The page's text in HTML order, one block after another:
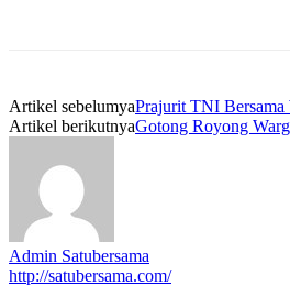
Artikel sebelumyaPrajurit TNI Bersama
Artikel berikutnyaGotong Royong
Admin Satubersama
http://satubersama.com/